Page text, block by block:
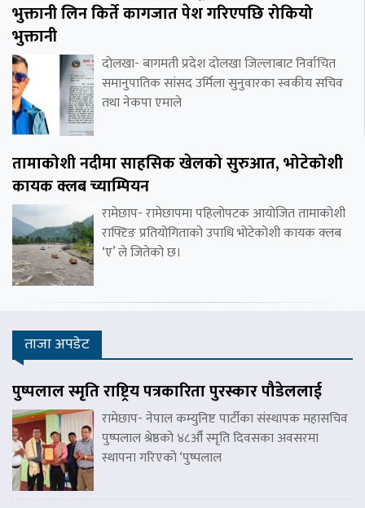
भुक्तानी लिन किर्ते कागजात पेश गरिएपछि रोकियो
भुक्तानी
दोलखा- बागमती प्रदेश दोलखा जिल्लाबाट निर्वाचित
समानुपातिक सांसद उर्मिला सुनुवारका स्वकीय सचिव
तथा नेकपा एमाले
तामाकोशी नदीमा साहसिक खेलको सुरुआत, भोटेकोशी
कायक क्लब च्याम्पियन
रामेछाप- रामेछापमा पहिलोपटक आयोजित तामाकोशी
राफ्टिङ प्रतियोगिताको उपाधि भोटेकोशी कायक क्लब
‘ए’ ले जितेको छ।
ताजा अपडेट
पुष्पलाल स्मृति राष्ट्रिय पत्रकारिता पुरस्कार पौडेललाई
रामेछाप- नेपाल कम्युनिष्ट पार्टीका संस्थापक महासचिव
पुष्पलाल श्रेष्ठको ४८औँ स्मृति दिवसका अवसरमा
स्थापना गरिएको ‘पुष्पलाल